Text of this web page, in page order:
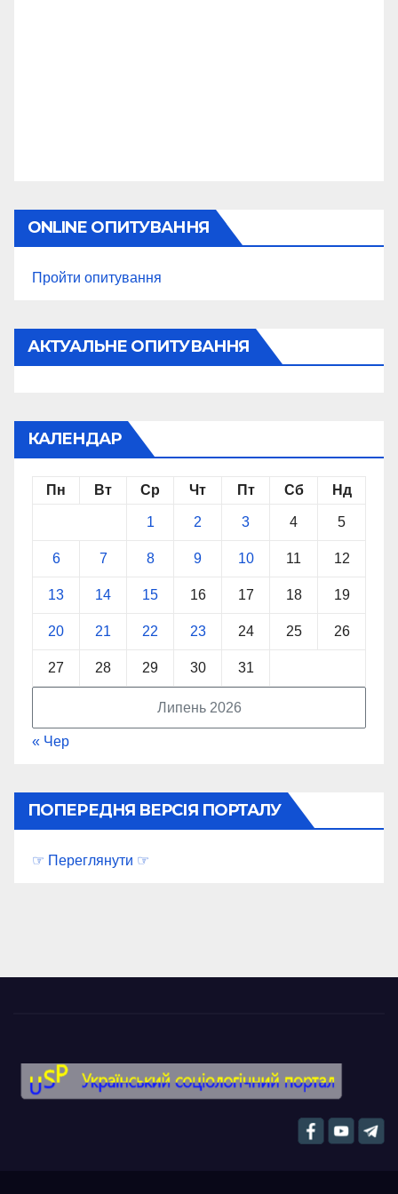
ONLINE ОПИТУВАННЯ
Пройти опитування
АКТУАЛЬНЕ ОПИТУВАННЯ
КАЛЕНДАР
Липень 2026
Пн Вт Ср Чт Пт Сб Нд
1 2 3 4 5
6 7 8 9 10 11 12
13 14 15 16 17 18 19
20 21 22 23 24 25 26
27 28 29 30 31
« Чер
ПОПЕРЕДНЯ ВЕРСІЯ ПОРТАЛУ
☞ Переглянути ☞